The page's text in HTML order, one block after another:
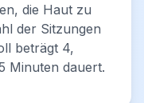
die Haut zu
der Sitzungen
beträgt 4,
Minuten dauert.